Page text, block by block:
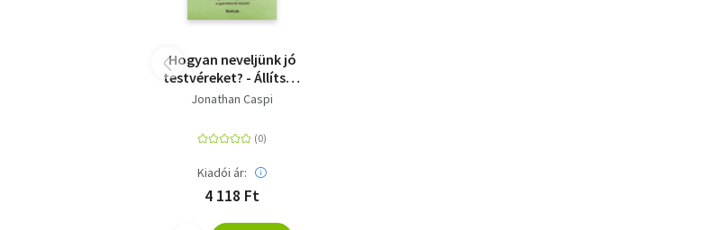
Hogyan neveljünk jó
testvéreket? - Állítsuk
le a veszekedést, és
kapcsolódást a
gyerekeink között
Jonathan Caspi
Kiadói ár:
4 118 Ft